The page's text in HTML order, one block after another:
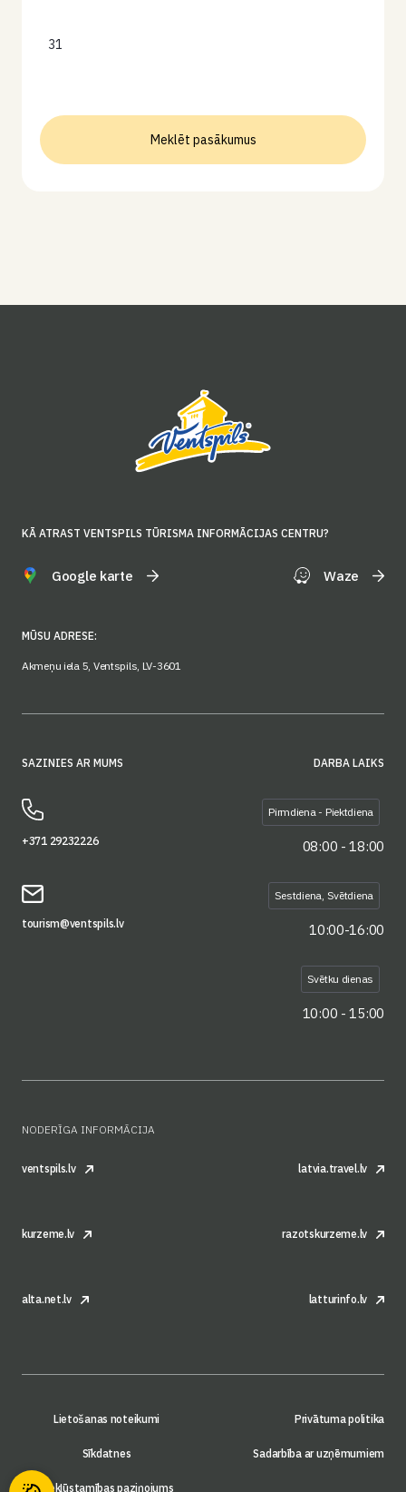
31
Meklēt pasākumus
KĀ ATRAST VENTSPILS TŪRISMA INFORMĀCIJAS CENTRU?
Google karte Waze
MŪSU ADRESE:
Akmeņu iela 5, Ventspils, LV-3601
SAZINIES AR MUMS
+371 29232226
tourism@ventspils.lv
DARBA LAIKS
Pirmdiena - Piektdiena
08:00 - 18:00
Sestdiena, Svētdiena
10:00-16:00
Svētku dienas
10:00 - 15:00
NODERĪGA INFORMĀCIJA
ventspils.lv latvia.travel.lv
kurzeme.lv razotskurzeme.lv
alta.net.lv latturinfo.lv
Lietošanas noteikumi Privātuma politika
Sīkdatnes Sadarbība ar uzņēmumiem
Piekļūstamības paziņojums